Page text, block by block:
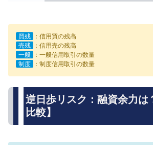
買残
：信用買の残高
売残
：信用売の残高
一般
：一般信用取引の数量
制度
：制度信用取引の数量
逆日歩リスク：融資余力は
比較】